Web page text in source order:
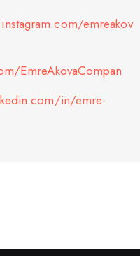
emreakov
EmreAkovaCompan
in/emre-